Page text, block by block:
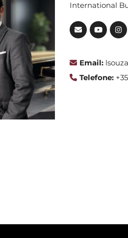
International
Email:
Telefone: